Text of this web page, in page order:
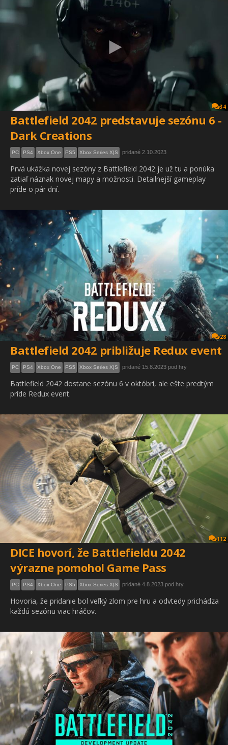
34
Battlefield 2042 predstavuje sezónu 6 -
Dark Creations
PC PS4 Xbox One PS5 Xbox Series X|S pridané 2.10.2023
Prvá ukážka novej sezóny z Battlefield 2042 je už tu a ponúka
zatiaľ náznak novej mapy a možnosti. Detailnejší gameplay
príde o pár dní.
28
Battlefield 2042 približuje Redux event
PC PS4 Xbox One PS5 Xbox Series X|S pridané 15.8.2023 pod hry
Battlefield 2042 dostane sezónu 6 v októbri, ale ešte predtým
príde Redux event.
112
DICE hovorí, že Battlefieldu 2042
výrazne pomohol Game Pass
PC PS4 Xbox One PS5 Xbox Series X|S pridané 4.8.2023 pod hry
Hovoria, že pridanie bol veľký zlom pre hru a odvtedy prichádza
každú sezónu viac hráčov.